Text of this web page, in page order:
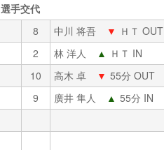
選手交代
8 中川 将吾 ▼ ＨＴ OUT
2 林 洋人 ▲ ＨＴ IN
10 高木 卓 ▼ 55分 OUT
9 廣井 隼人 ▲ 55分 IN